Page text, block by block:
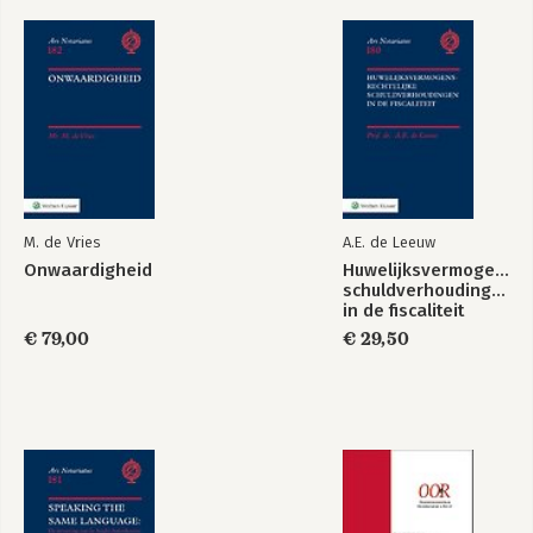
M. de Vries
Onwaardigheid
€ 79,00
A.E. de Leeuw
schuldverhoudingen
in de fiscaliteit
€ 29,50